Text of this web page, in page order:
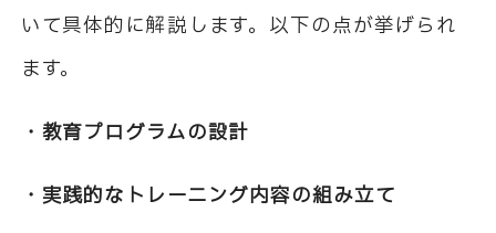
いて具体的に解説します。以下の点が挙げられ
ます。
・教育プログラムの設計
・実践的なトレーニング内容の組み立て